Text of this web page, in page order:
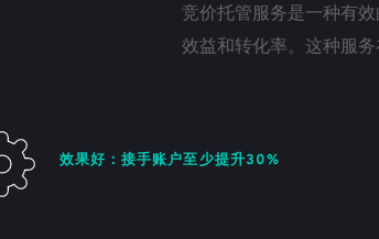
竞价托管服务是一种有
效益和转化率。这种服
效果好：接手账户至少提升30%